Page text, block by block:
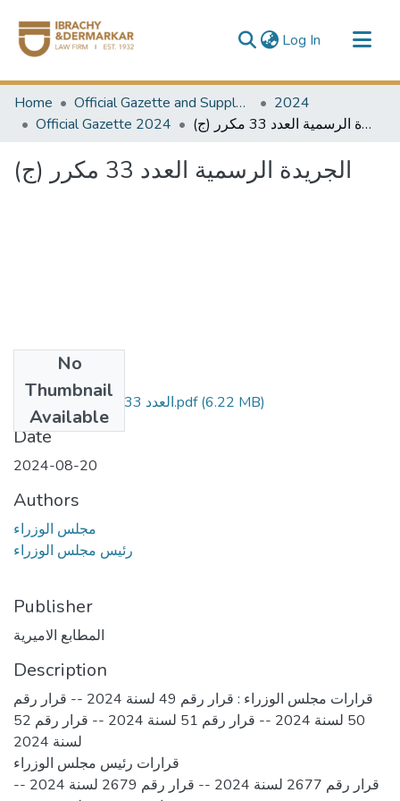
Log In (current)
Communities & Collections
All of DSpace
Home Official Gazette and Supplement
2024
Official Gazette 2024
الجريدة الرسمية العدد 33 مكرر (ج)
الجريدة الرسمية العدد 33 مكرر (ج)
No
Thumbnail
Available
العدد 33 مكرر ج - مؤمن.pdf(6.22 MB)
Date
2024-08-20
Authors
مجلس الوزراء
رئيس مجلس الوزراء
Publisher
المطابع الاميرية
Description
قرارات مجلس الوزراء : قرار رقم 49 لسنة 2024 -- قرار رقم
50 لسنة 2024 -- قرار رقم 51 لسنة 2024 -- قرار رقم 52
لسنة 2024
قرارات رئيس مجلس الوزراء
قرار رقم 2677 لسنة 2024 -- قرار رقم 2679 لسنة 2024 --